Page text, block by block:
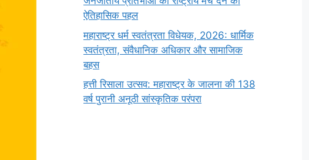
ऐतिहासिक पहल
महाराष्ट्र धर्म स्वतंत्रता विधेयक, 2026: धार्मिक
स्वतंत्रता, संवैधानिक अधिकार और सामाजिक
बहस
हत्ती रिसाला उत्सव: महाराष्ट्र के जालना की 138
वर्ष पुरानी अनूठी सांस्कृतिक परंपरा